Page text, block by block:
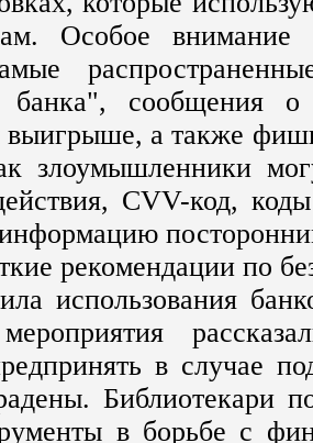
Особое
банка", сообщения
выигрыше, а также
злоумышленники
CVV-код,
рекомендации по
использования
в случае
Библиотекари
в борьбе с